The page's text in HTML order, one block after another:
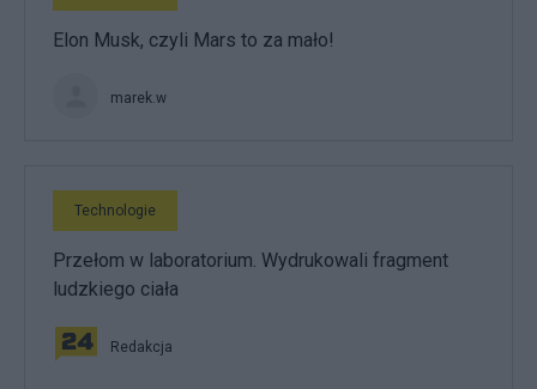
Elon Musk, czyli Mars to za mało!
marek.w
Technologie
Przełom w laboratorium. Wydrukowali fragment
ludzkiego ciała
Redakcja